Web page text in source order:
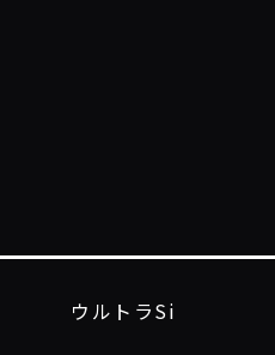
ウルトラSi